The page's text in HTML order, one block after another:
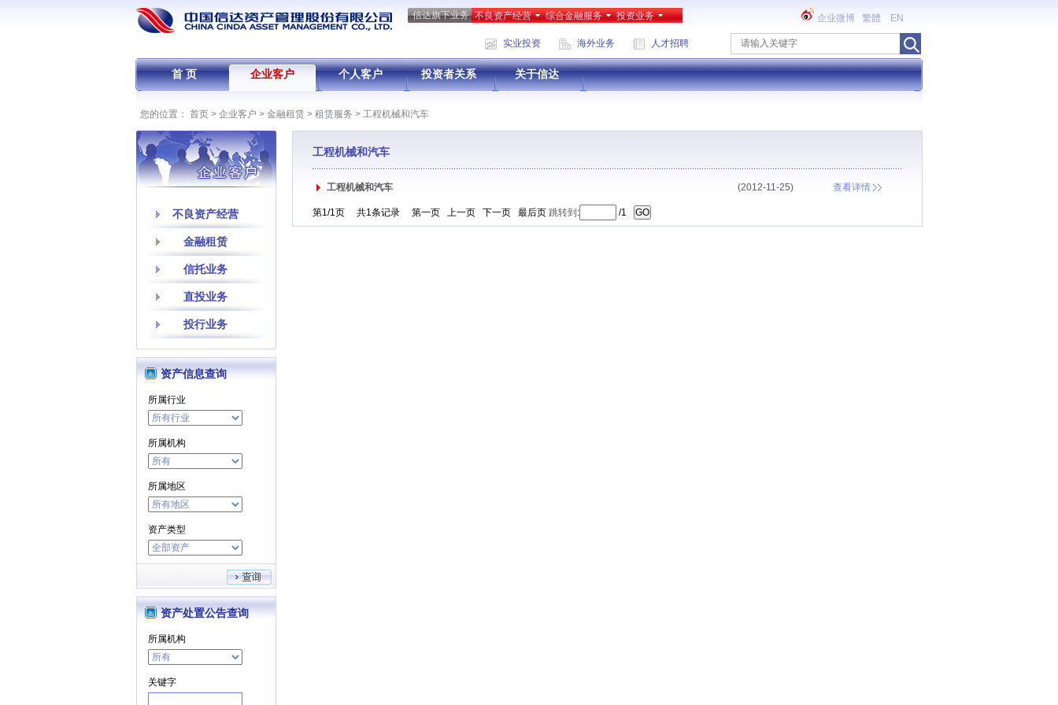
信达旗下业务 不良资产经营 综合金融服务 投资业务 企业微博 繁體 EN
实业投资 海外业务 人才招聘
首 页 企业客户 个人客户 投资者关系 关于信达
您的位置： 首页> 企业客户 > 金融租赁> 租赁服务 > 工程机械和汽车
不良资产经营
金融租赁
信托业务
直投业务
投行业务
资产信息查询
所属行业
所属机构
所属地区
资产类型
资产处置公告查询
所属机构
关键字
工程机械和汽车
工程机械和汽车 查看详情
(2012-11-25)
第1/1页 共1条记录 第一页 上一页 下一页 最后页 跳转到 : /1